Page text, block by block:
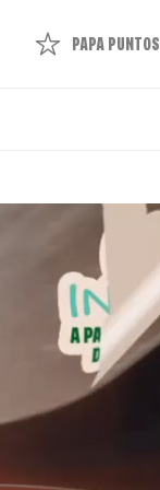
PAPA PUNTOS